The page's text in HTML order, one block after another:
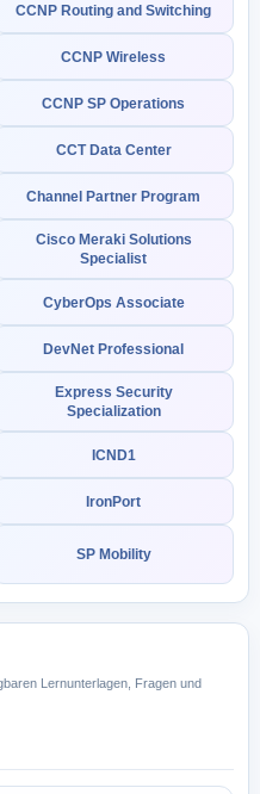
CCNP Routing and Switching
CCNP Wireless
CCNP SP Operations
CCT Data Center
Channel Partner Program
Cisco Meraki Solutions
Specialist
CyberOps Associate
DevNet Professional
Express Security
Specialization
ICND1
IronPort
SP Mobility
Lernunterlagen, Fragen und